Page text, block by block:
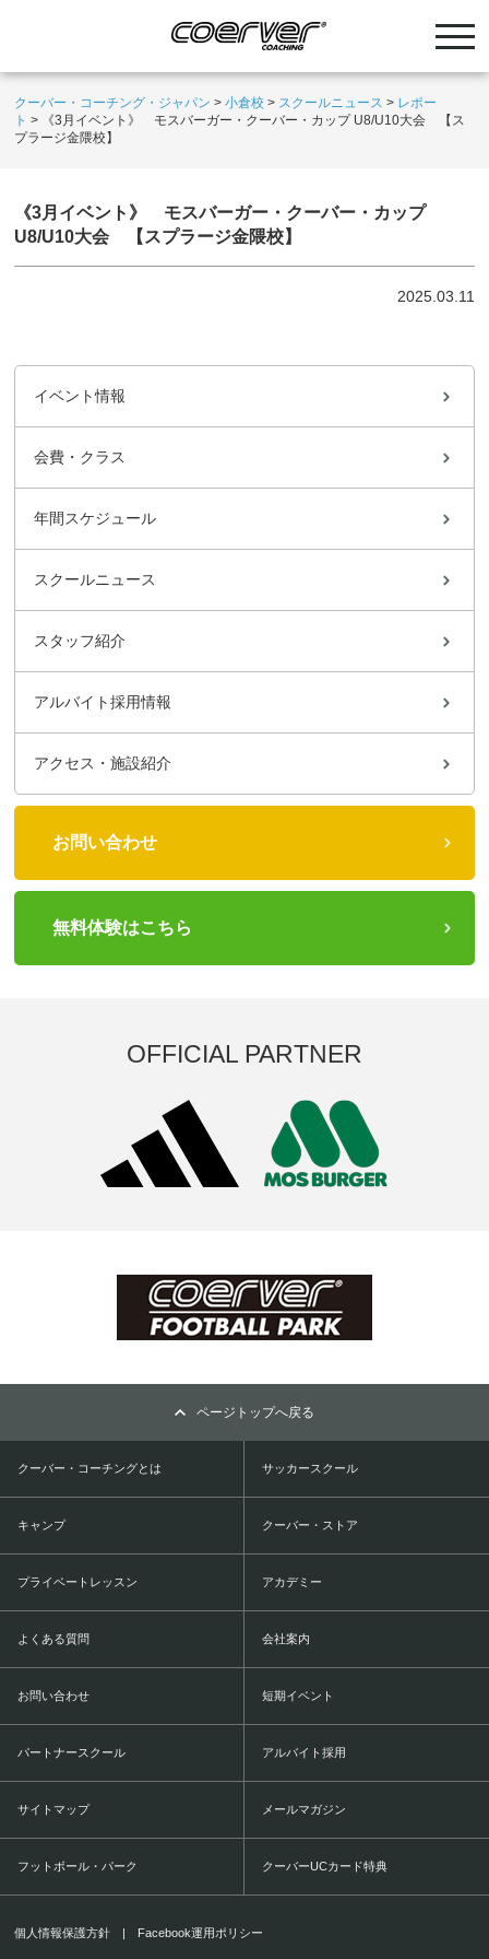
クーバー・コーチング・ジャパン >小倉校 > スクールニュース > レポー
ト >
《3月イベント》 モスバーガー・クーバー・カップ U8/U10大会 【ス
プラージ金隈校】
《3月イベント》 モスバーガー・クーバー・カップ
U8/U10大会 【スプラージ金隈校】
2025.03.11
イベント情報
会費・クラス
年間スケジュール
スクールニュース
スタッフ紹介
アルバイト採用情報
アクセス・施設紹介
お問い合わせ
無料体験はこちら
OFFICIAL PARTNER
ページトップへ戻る
クーバー・コーチングとは サッカースクール
キャンプ クーバー・ストア
プライベートレッスン アカデミー
よくある質問 会社案内
お問い合わせ 短期イベント
パートナースクール アルバイト採用
サイトマップ メールマガジン
フットボール・パーク クーバーUCカード特典
個人情報保護方針 | Facebook運用ポリシー